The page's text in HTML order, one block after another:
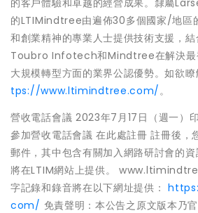
的客戶體驗和卓越的經營成果。隸屬
的LTIMindtree由遍佈30多個國家/地區
和創業精神的專業人士提供技術支援，
Toubro Infotech和Mindtree在解決最
大規模轉型方面的業界公認優勢。如欲
tps://www.ltimindtree.com/。
營收電話會議 2023年7月17日（週一）
參加營收電話會議 在此處註冊 註冊後，
郵件，其中包含有關加入網路研討會的
將在LTIM網站上提供。
字記錄和錄音將在以下網址提供：
com/ 免責聲明：本公告之原文版本乃